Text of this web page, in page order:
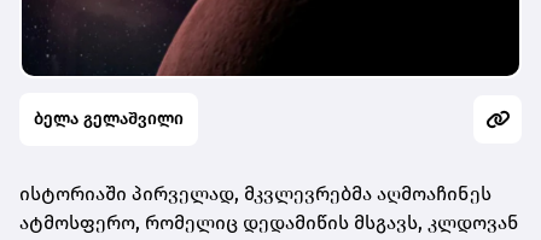
ბელა გელაშვილი
ის­ტო­რი­ა­ში პირ­ვე­ლად, მკვლევ­რებ­მა აღ­მო­ა­ჩი­ნეს
ატ­მოს­ფე­რო, რო­მე­ლიც დე­და­მი­წის მსგავს, კლდო­ვან